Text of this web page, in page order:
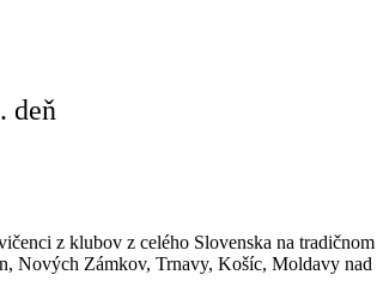
deň
z klubov z celého Slovenska na
Nových Zámkov, Trnavy, Košíc, Moldavy